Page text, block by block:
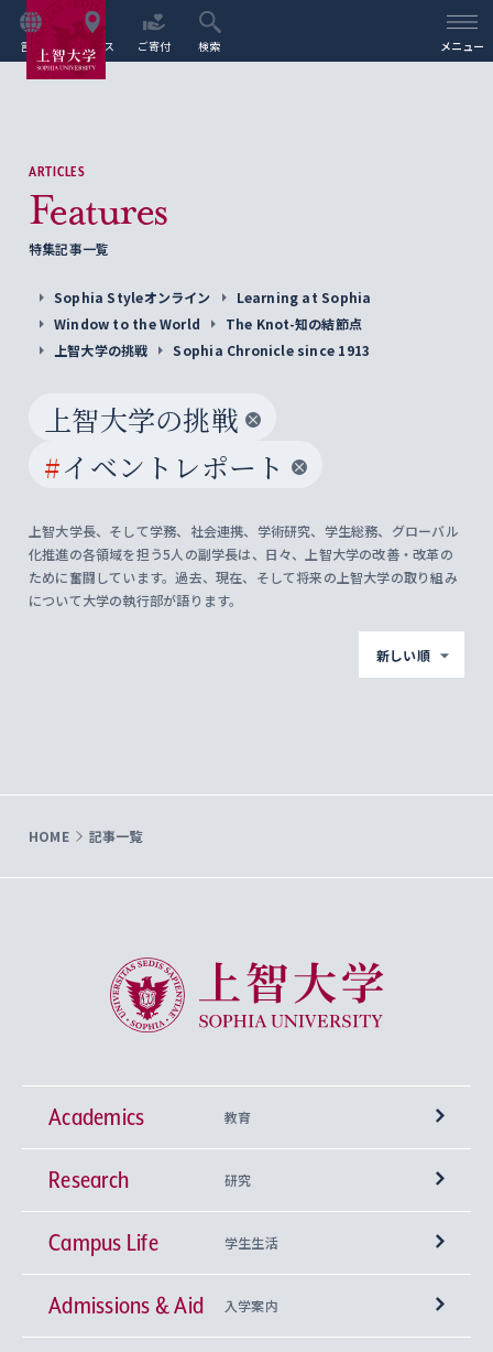
言語 アクセス ご寄付 検索 メニュー
ARTICLES
Features
特集記事一覧
Sophia Styleオンライン
Learning at Sophia
Window to the World
The Knot-知の結節点
上智大学の挑戦
Sophia Chronicle since 1913
上智大学の挑戦
#イベントレポート
上智大学長、そして学務、社会連携、学術研究、学生総務、グローバル
化推進の各領域を担う5人の副学長は、日々、上智大学の改善・改革の
ために奮闘しています。過去、現在、そして将来の上智大学の取り組み
について大学の執行部が語ります。
新しい順
HOME 記事一覧
上智大学 Sophia University
Academics 教育
学部
神学部
文学部
興味から学科を探す
上智大学の全学共通教育
Research 研究
研究所 等
キリスト教文化研究所
Sophia Open Research Weeks (SORW)
Campus Life 学生生活
学期区分と授業時間割
Admissions & Aid 入学案内